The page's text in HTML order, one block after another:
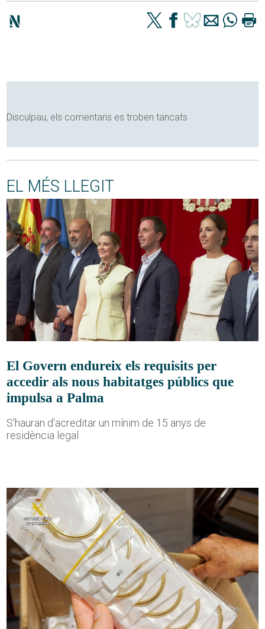
Disculpau, els comentaris es troben tancats
EL MÉS LLEGIT
El Govern endureix els requisits per
accedir als nous habitatges públics que
impulsa a Palma
S'hauran d'acreditar un mínim de 15 anys de
residència legal